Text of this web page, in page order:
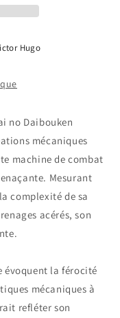
Hugo
no Daibouken
mécaniques
machine de combat
Mesurant
complexité de sa
acérés, son
évoquent la férocité
mécaniques à
refléter son